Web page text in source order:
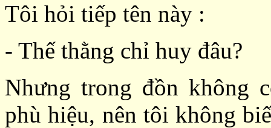
Tôi hỏi tiếp tên này :
- Thế thằng chỉ huy đâu?
Nhưng trong đồn không
phù hiệu, nên tôi không